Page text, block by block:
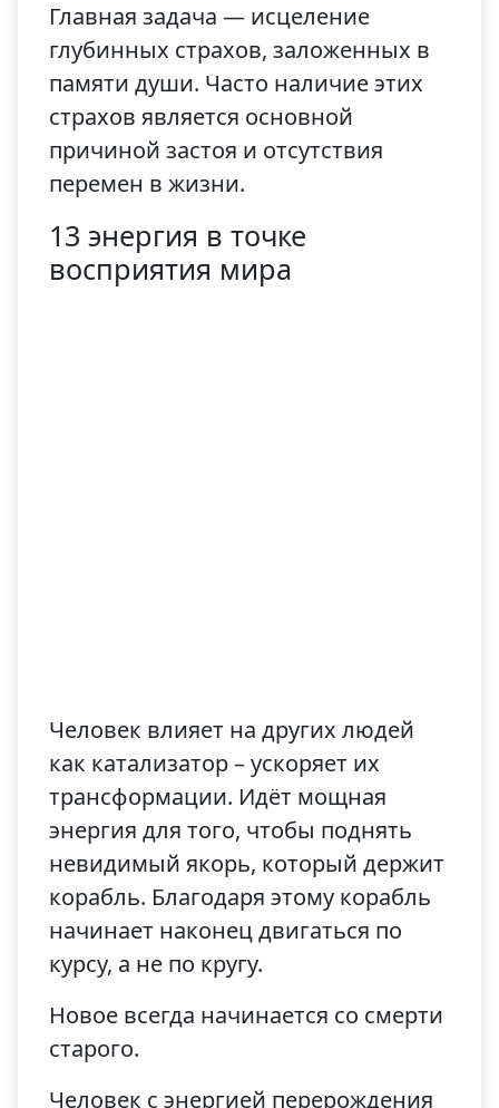
Главная задача — исцеление
глубинных страхов, заложенных в
памяти души. Часто наличие этих
страхов является основной
причиной застоя и отсутствия
перемен в жизни.
13 энергия в точке
восприятия мира
Человек влияет на других людей
как катализатор – ускоряет их
трансформации. Идёт мощная
энергия для того, чтобы поднять
невидимый якорь, который держит
корабль. Благодаря этому корабль
начинает наконец двигаться по
курсу, а не по кругу.
Новое всегда начинается со смерти
старого.
Человек с энергией перерождения